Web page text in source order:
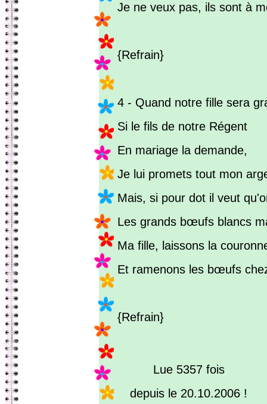
Je ne veux pas, ils sont à
{Refrain}
4 - Quand notre fille sera
Si le fils de notre Régent
En mariage la demande,
Je lui promets tout mon
Mais, si pour dot il veut
Les grands bœufs blancs
Ma fille, laissons la
Et ramenons les bœufs
{Refrain}
Lue 5357 fois
depuis le 20.10.2006 !